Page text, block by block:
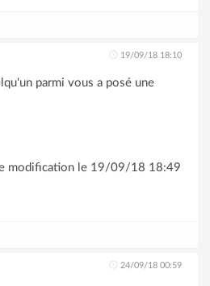
19/09/18 18:10
parmi vous a posé une
modification le 19/09/18 18:49
24/09/18 00:59